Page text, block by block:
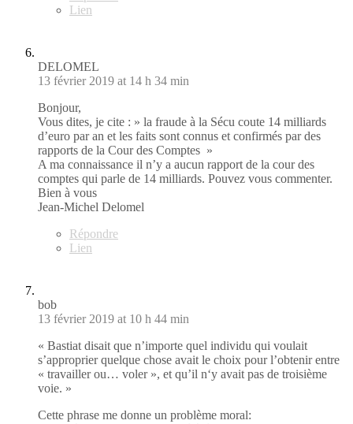
Lien
DELOMEL
13 février 2019 at 14 h 34 min
Bonjour,
Vous dites, je cite : » la fraude à la Sécu coute 14 milliards
d’euro par an et les faits sont connus et confirmés par des
rapports de la Cour des Comptes »
A ma connaissance il n’y a aucun rapport de la cour des
comptes qui parle de 14 milliards. Pouvez vous commenter.
Bien à vous
Jean-Michel Delomel
Répondre
Lien
bob
13 février 2019 at 10 h 44 min
« Bastiat disait que n’importe quel individu qui voulait
s’approprier quelque chose avait le choix pour l’obtenir entre
« travailler ou… voler », et qu’il n‘y avait pas de troisième
voie. »
Cette phrase me donne un problème moral: